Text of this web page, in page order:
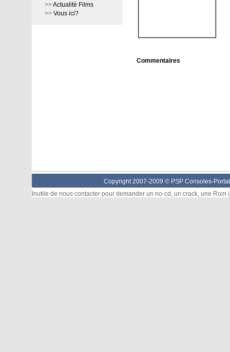
>>Actualité Films
>> Vous ici?
Commentaires
Copyright 2007-2009 © PSP Consoles-
Inutile de nous contacter pour demander un no-cd, un crack, une